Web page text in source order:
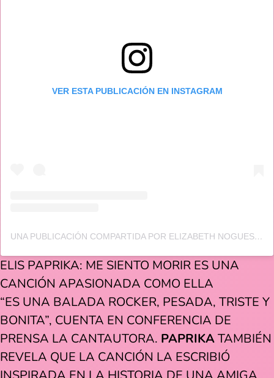
VER ESTA PUBLICACIÓN EN INSTAGRAM
UNA PUBLICACIÓN COMPARTIDA POR ELIZABETH NOGUES (@ELISPAPRIKA)
ELIS PAPRIKA: ME SIENTO MORIR ES UNA
CANCIÓN APASIONADA COMO ELLA
“ES UNA BALADA ROCKER, PESADA, TRISTE Y
BONITA”, CUENTA EN CONFERENCIA DE
PRENSA LA CANTAUTORA. PAPRIKATAMBIÉN
REVELA QUE LA CANCIÓN LA ESCRIBIÓ